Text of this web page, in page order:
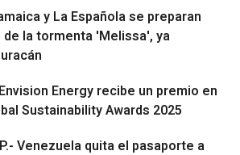
y La Española se preparan
la tormenta 'Melissa', ya
Energy recibe un premio en
Sustainability Awards 2025
Venezuela quita el pasaporte a